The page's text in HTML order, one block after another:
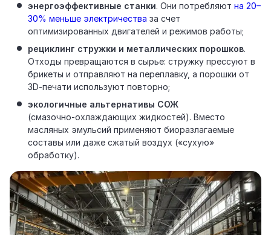
энергоэффективные станки. Они потребляют на 20–
30% меньше электричества за счет
оптимизированных двигателей и режимов работы;
рециклинг стружки и металлических порошков.
Отходы превращаются в сырье: стружку прессуют в
брикеты и отправляют на переплавку, а порошки от
3D‑печати используют повторно;
экологичные альтернативы СОЖ
(смазочно‑охлаждающих жидкостей). Вместо
масляных эмульсий применяют биоразлагаемые
составы или даже сжатый воздух («сухую»
обработку).